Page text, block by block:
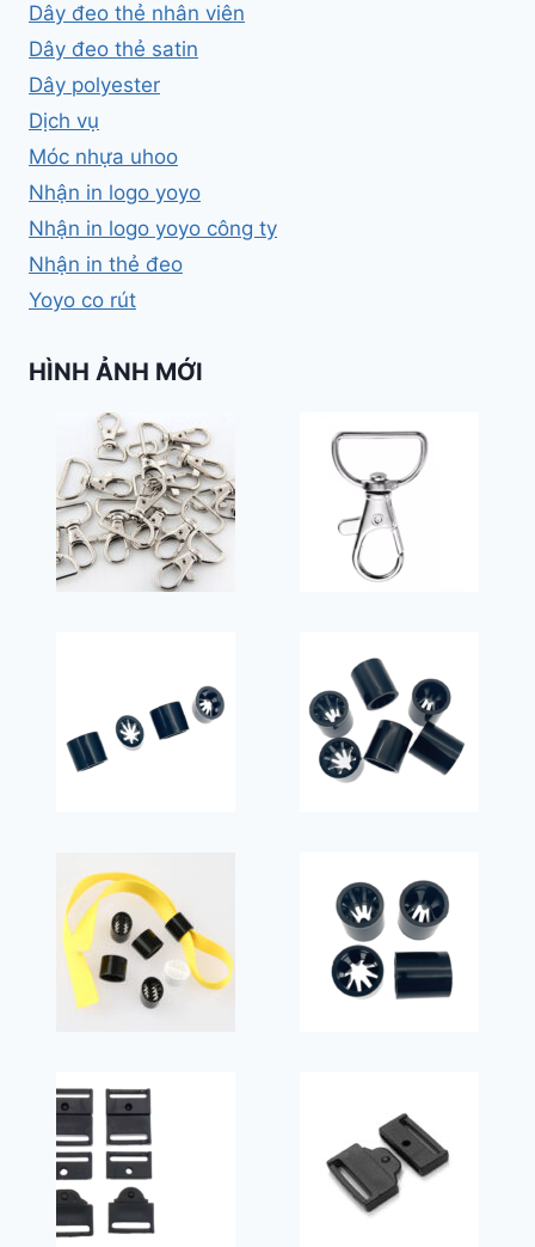
Dây đeo thẻ nhân viên
Dây đeo thẻ satin
Dây polyester
Dịch vụ
Móc nhựa uhoo
Nhận in logo yoyo
Nhận in logo yoyo công ty
Nhận in thẻ đeo
Yoyo co rút
HÌNH ẢNH MỚI